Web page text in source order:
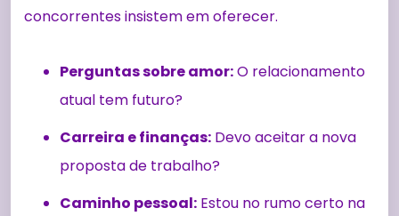
concorrentes insistem em oferecer.
Perguntas sobre amor:O relacionamento
atual tem futuro?
Carreira e finanças: Devo aceitar a nova
proposta de trabalho?
Caminho pessoal: Estou no rumo certo na